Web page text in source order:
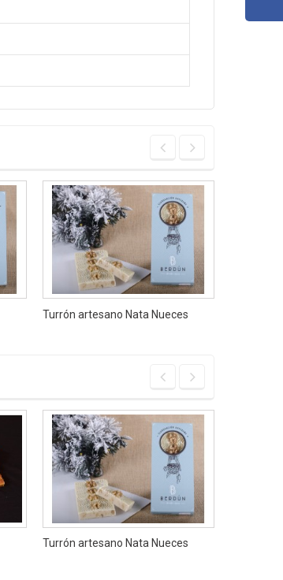
Turrón artesano Nata Nueces
Turrón artesano Nata Nueces